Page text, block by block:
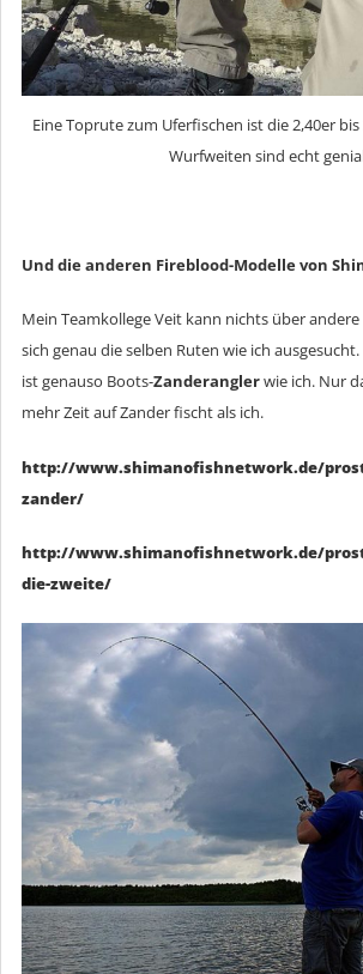
Eine Toprute zum Uferfischen ist die 2,40er
Wurfweiten sind echt
Und die anderen Fireblood-Modelle von
Mein Teamkollege Veit kann nichts über
sich genau die selben Ruten wie ich
ist genauso Boots-Zanderanglerwie ich. Nur
mehr Zeit auf Zander fischt als ich.
http://www.shimanofishnetwork.de/
zander/
http://www.shimanofishnetwork.de/
die-zweite/